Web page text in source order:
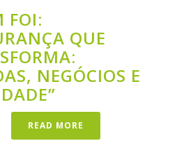
FOI:
QUE
NEGÓCIOS E
READ MORE